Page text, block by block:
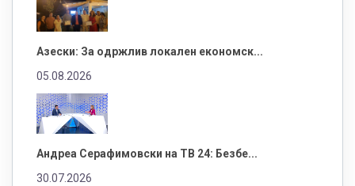
Азески: За одржлив локален економск...
05.08.2026
Андреа Серафимовски на ТВ 24: Безбе...
30.07.2026